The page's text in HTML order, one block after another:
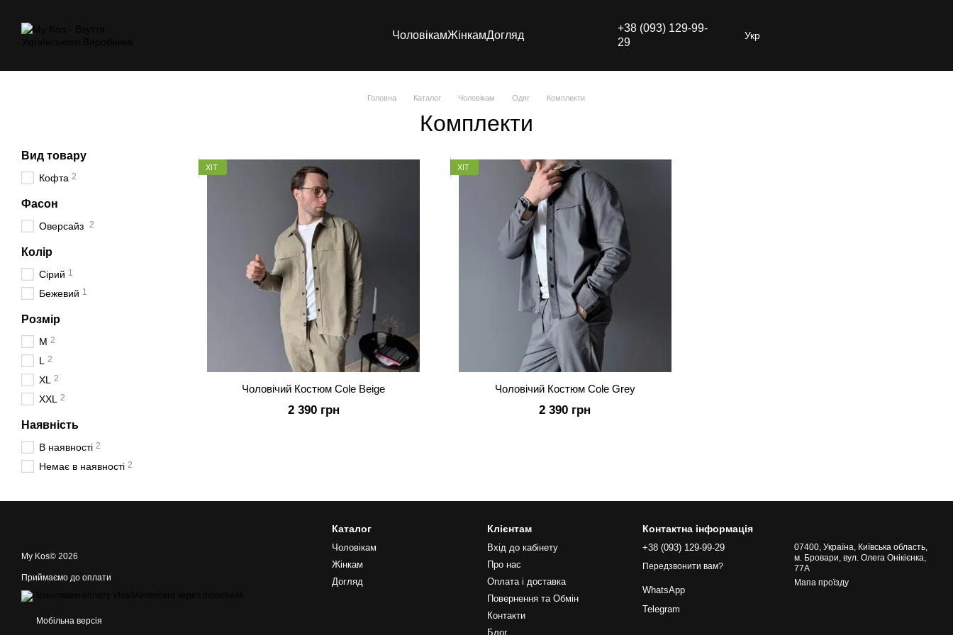
ЧоловікамЖінкамДогляд
+38 (093) 129-99-
29
Укр
Головна Каталог Чоловікам Одяг Комплекти
Комплекти
ХІТ
Чоловічий Костюм Cole Beige
2 390 грн
ХІТ
Чоловічий Костюм Cole Grey
2 390 грн
Вид товару
Кофта 2
Фасон
Оверсайз 2
Колір
Сірий 1
Бежевий 1
Розмір
M 2
L 2
XL 2
XXL 2
Наявність
В наявності 2
Немає в наявності 2
My Kos© 2026
Приймаємо до оплати
Мобільна версія
Каталог
Чоловікам
Жінкам
Догляд
Клієнтам
Вхід до кабінету
Про нас
Оплата і доставка
Повернення та Обмін
Контакти
Блог
Контактна інформація
+38 (093) 129-99-29
Передзвонити вам?
WhatsApp
Telegram
07400, Україна, Київська область,
м. Бровари, вул. Олега Онікієнка,
77А
Мапа проїзду